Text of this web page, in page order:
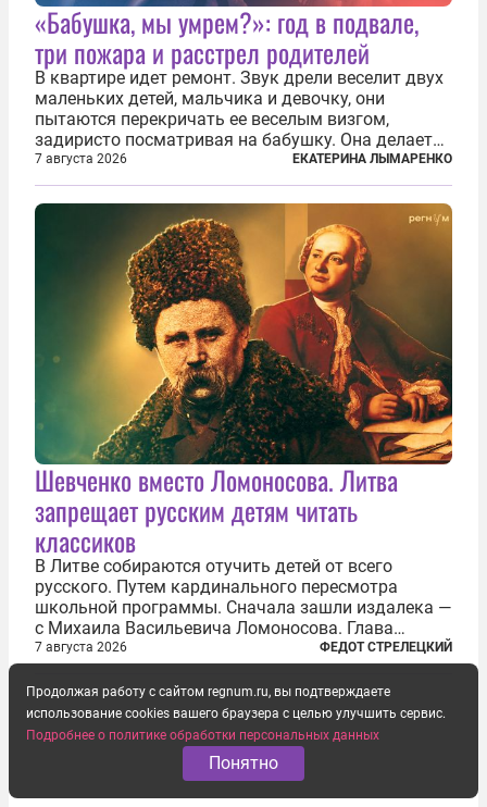
«Бабушка, мы умрем?»: год в подвале,
три пожара и расстрел родителей
В квартире идет ремонт. Звук дрели веселит двух
маленьких детей, мальчика и девочку, они
пытаются перекричать ее веселым визгом,
задиристо посматривая на бабушку. Она делает
им замечание, но внуки чувствуют, что она
сердится невсерьез. И это правда: дрель, конечно,
сверлит противно, но всё...
7 августа 2026 ЕКАТЕРИНА ЛЫМАРЕНКО
Шевченко вместо Ломоносова. Литва
запрещает русским детям читать
классиков
В Литве собираются отучить детей от всего
русского. Путем кардинального пересмотра
школьной программы. Сначала зашли издалека —
с Михаила Васильевича Ломоносова. Глава
правительства Литвы Миндаугас Синкявичюс
предложил исключить его тексты из программ
общего образования. Мотивировал он это тем,
что...
7 августа 2026 ФЕДОТ СТРЕЛЕЦКИЙ
Продолжая работу с сайтом regnum.ru, вы подтверждаете
использование cookies вашего браузера с целью улучшить сервис.
Подробнее о политике обработки персональных данных
Понятно